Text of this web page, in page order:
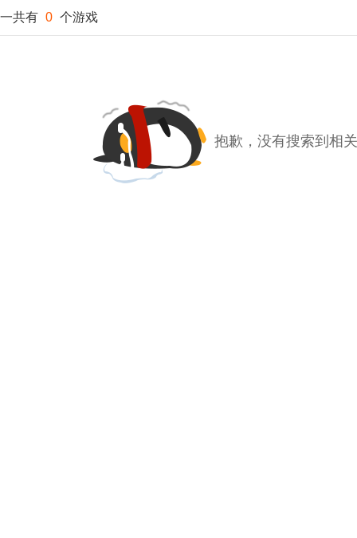
一共有 0 个游戏
抱歉，没有搜索到相